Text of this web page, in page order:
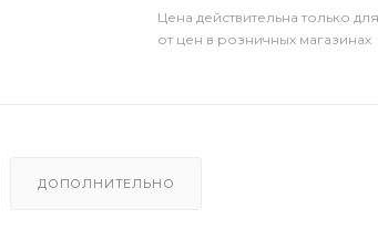
Цена действительна только
от цен в розничных магазинах
ДОПОЛНИТЕЛЬНО